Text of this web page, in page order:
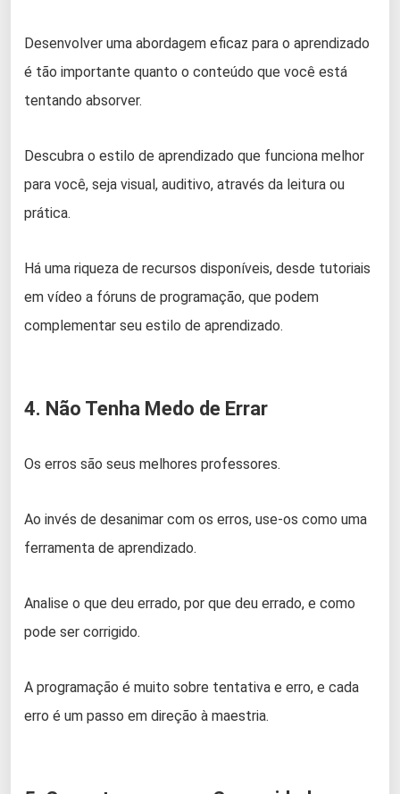
Desenvolver uma abordagem eficaz para o aprendizado
é tão importante quanto o conteúdo que você está
tentando absorver.
Descubra o estilo de aprendizado que funciona melhor
para você, seja visual, auditivo, através da leitura ou
prática.
Há uma riqueza de recursos disponíveis, desde tutoriais
em vídeo a fóruns de programação, que podem
complementar seu estilo de aprendizado.
4. Não Tenha Medo de Errar
Os erros são seus melhores professores.
Ao invés de desanimar com os erros, use-os como uma
ferramenta de aprendizado.
Analise o que deu errado, por que deu errado, e como
pode ser corrigido.
A programação é muito sobre tentativa e erro, e cada
erro é um passo em direção à maestria.